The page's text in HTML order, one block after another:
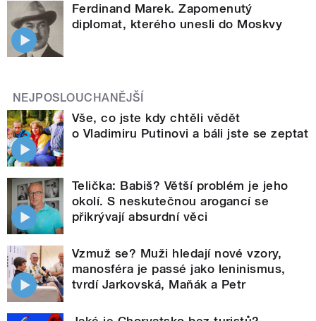
Ferdinand Marek. Zapomenutý
diplomat, kterého unesli do Moskvy
NEJPOSLOUCHANĚJŠÍ
Vše, co jste kdy chtěli vědět
o Vladimiru Putinovi a báli jste se zeptat
Telička: Babiš? Větší problém je jeho
okolí. S neskutečnou arogancí se
přikrývají absurdní věci
Vzmuž se? Muži hledají nové vzory,
manosféra je passé jako leninismus,
tvrdí Jarkovská, Maňák a Petr